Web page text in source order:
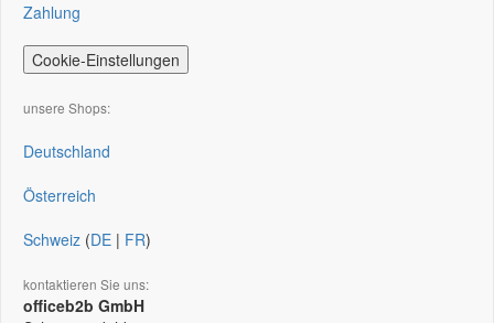
Zahlung
Cookie-Einstellungen
unsere Shops:
Deutschland
Österreich
Schweiz (DE | FR)
kontaktieren Sie uns:
officeb2b GmbH